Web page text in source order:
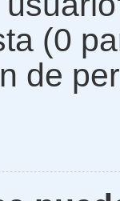
(0
de